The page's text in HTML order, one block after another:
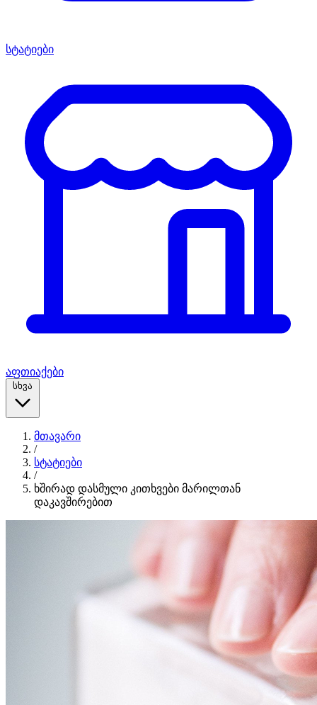
სტატიები
აფთიაქები
სხვა
მთავარი
/
სტატიები
/
ხშირად დასმული კითხვები მარილთან
დაკავშირებით